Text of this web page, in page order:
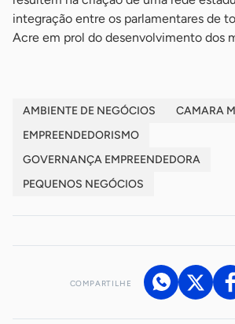
integração entre os parlamentares de
Acre em prol do desenvolvimento dos
AMBIENTE DE NEGÓCIOS
CAMARA
EMPREENDEDORISMO
GOVERNANÇA EMPREENDEDORA
PEQUENOS NEGÓCIOS
COMPARTILHE